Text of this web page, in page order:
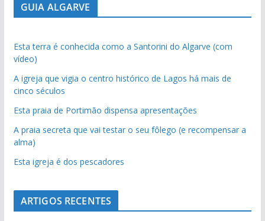
GUIA ALGARVE
Esta terra é conhecida como a Santorini do Algarve (com
vídeo)
A igreja que vigia o centro histórico de Lagos há mais de
cinco séculos
Esta praia de Portimão dispensa apresentações
A praia secreta que vai testar o seu fôlego (e recompensar a
alma)
Esta igreja é dos pescadores
ARTIGOS RECENTES